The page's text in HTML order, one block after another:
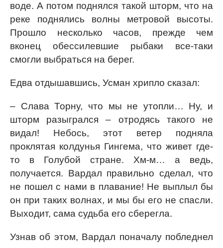
воде. А потом поднялся такой шторм, что на
реке поднялись волны метровой высоты.
Прошло несколько часов, прежде чем
вконец обессилевшие рыбаки все-таки
смогли выбраться на берег.
Едва отдышавшись, Усман хрипло сказал:
– Слава Торну, что мы не утопли… Ну, и
шторм разыгрался – отродясь такого не
видал! Небось, этот ветер подняла
проклятая колдунья Гингема, что живет где-
то в Голубой стране. Хм-м… а ведь,
получается. Вардал правильно сделал, что
не пошел с нами в плавание! Не выплыл бы
он при таких волнах, и мы бы его не спасли.
Выходит, сама судьба его сберегла.
Узнав об этом, Вардал поначалу побледнел